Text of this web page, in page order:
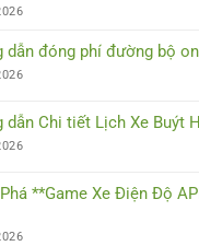
dẫn đóng phí đường bộ
dẫn Chi tiết Lịch Xe Buýt
**Game Xe Điện Độ